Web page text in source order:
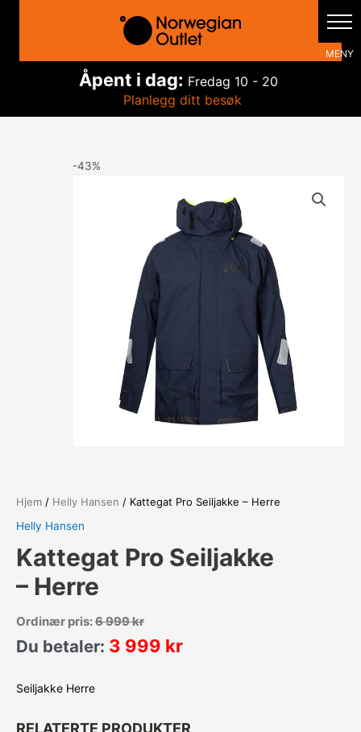
innholdet
Åpent i dag: Fredag 10 - 20
Planlegg ditt besøk
-43%
Hjem / Helly Hansen / Kattegat Pro Seiljakke – Herre
Helly Hansen
Kattegat Pro Seiljakke
– Herre
Ordinær pris:6 999kr
Du betaler: 3 999 kr
Seiljakke Herre
RELATERTE PRODUKTER